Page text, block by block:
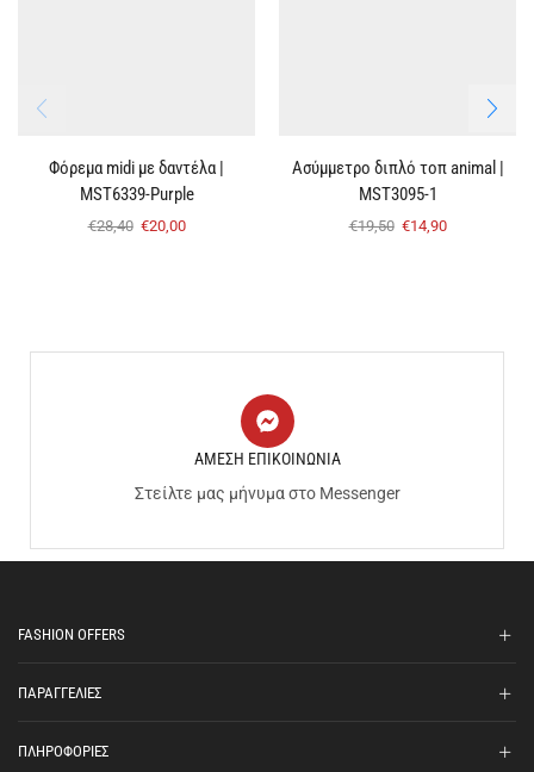
Φόρεμα midi με δαντέλα |
MST6339-Purple
€28,40 €20,00
Ασύμμετρο διπλό τοπ animal |
MST3095-1
€19,50 €14,90
ΑΜΕΣΗ ΕΠΙΚΟΙΝΩΝΙΑ
Στείλτε μας μήνυμα στο Messenger
FASHION OFFERS
ΠΑΡΑΓΓΕΛΙΕΣ
ΠΛΗΡΟΦΟΡΙΕΣ